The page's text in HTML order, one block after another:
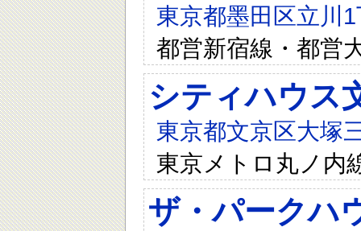
東京都墨田区立川
都営新宿線・都営
シティハウス
東京都文京区大塚
東京メトロ丸ノ内
ザ・パークハ